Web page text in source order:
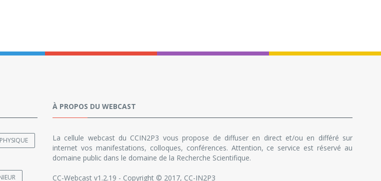
PHYSIQUE
À PROPOS DU WEBCAST
La cellule webcast du CCIN2P3 vous propose de diffuser en direct et/ou en différé sur
internet vos manifestations, colloques, conférences. Attention, ce service est réservé au
domaine public dans le domaine de la Recherche Scientifique.
CC-Webcast v1.2.19 - Copyright © 2017, CC-IN2P3